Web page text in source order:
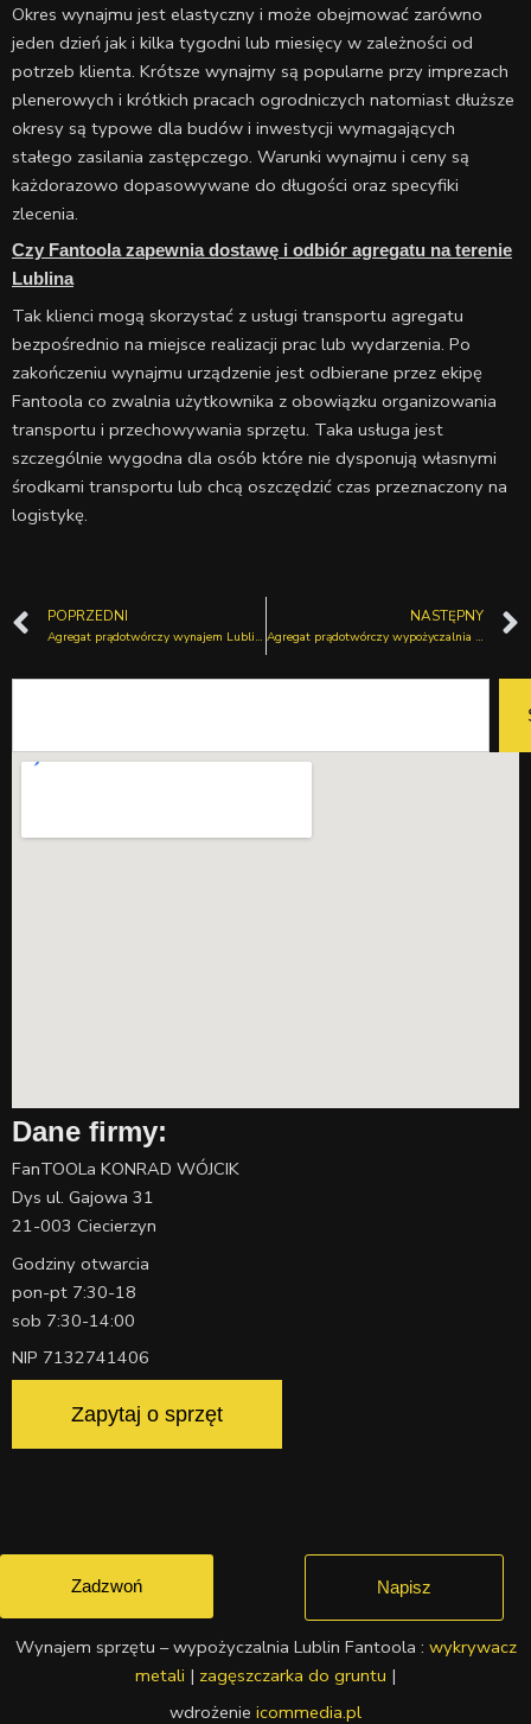
Dane firmy:
FanTOOLa KONRAD WÓJCIK
Dys ul. Gajowa 31
21-003 Ciecierzyn
Godziny otwarcia
pon-pt 7:30-18
sob 7:30-14:00
NIP 7132741406
Zapytaj o sprzęt
Okres wynajmu jest elastyczny i może obejmować zarówno
jeden dzień jak i kilka tygodni lub miesięcy w zależności od
potrzeb klienta. Krótsze wynajmy są popularne przy imprezach
plenerowych i krótkich pracach ogrodniczych natomiast dłuższe
okresy są typowe dla budów i inwestycji wymagających
stałego zasilania zastępczego. Warunki wynajmu i ceny są
każdorazowo dopasowywane do długości oraz specyfiki
zlecenia.
Czy Fantoola zapewnia dostawę i odbiór agregatu na terenie
Lublina
Tak klienci mogą skorzystać z usługi transportu agregatu
bezpośrednio na miejsce realizacji prac lub wydarzenia. Po
zakończeniu wynajmu urządzenie jest odbierane przez ekipę
Fantoola co zwalnia użytkownika z obowiązku organizowania
transportu i przechowywania sprzętu. Taka usługa jest
szczególnie wygodna dla osób które nie dysponują własnymi
środkami transportu lub chcą oszczędzić czas przeznaczony na
logistykę.
Prev
POPRZEDNI
Agregat prądotwórczy wynajem Lublin – kiedy warto zdecydować się na wynajem sprzętu?
NASTĘPNY
Agregat prądotwórczy wypożyczalnia Lublin – jak wybrać odpowiedni agregat do swoich potrzeb?
Zadzwoń Napisz
Wynajem sprzętu – wypożyczalnia Lublin Fantoola : wykrywacz
metali | zagęszczarka do gruntu |
wdrożenie icommedia.pl